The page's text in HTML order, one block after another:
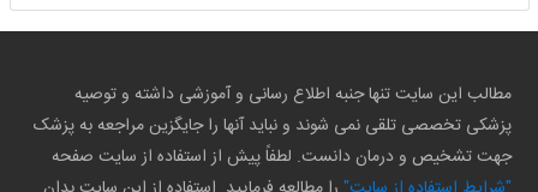
مطالب این سایت تنها جنبه اطلاع رسانی و آموزشی داشته و توصیه
پزشکی تخصصی تلقی نمی شوند و نباید آنها را جایگزین مراجعه به پزشک
جهت تشخیص و درمان دانست. لطفاً پیش از استفاده از سایت صفحه